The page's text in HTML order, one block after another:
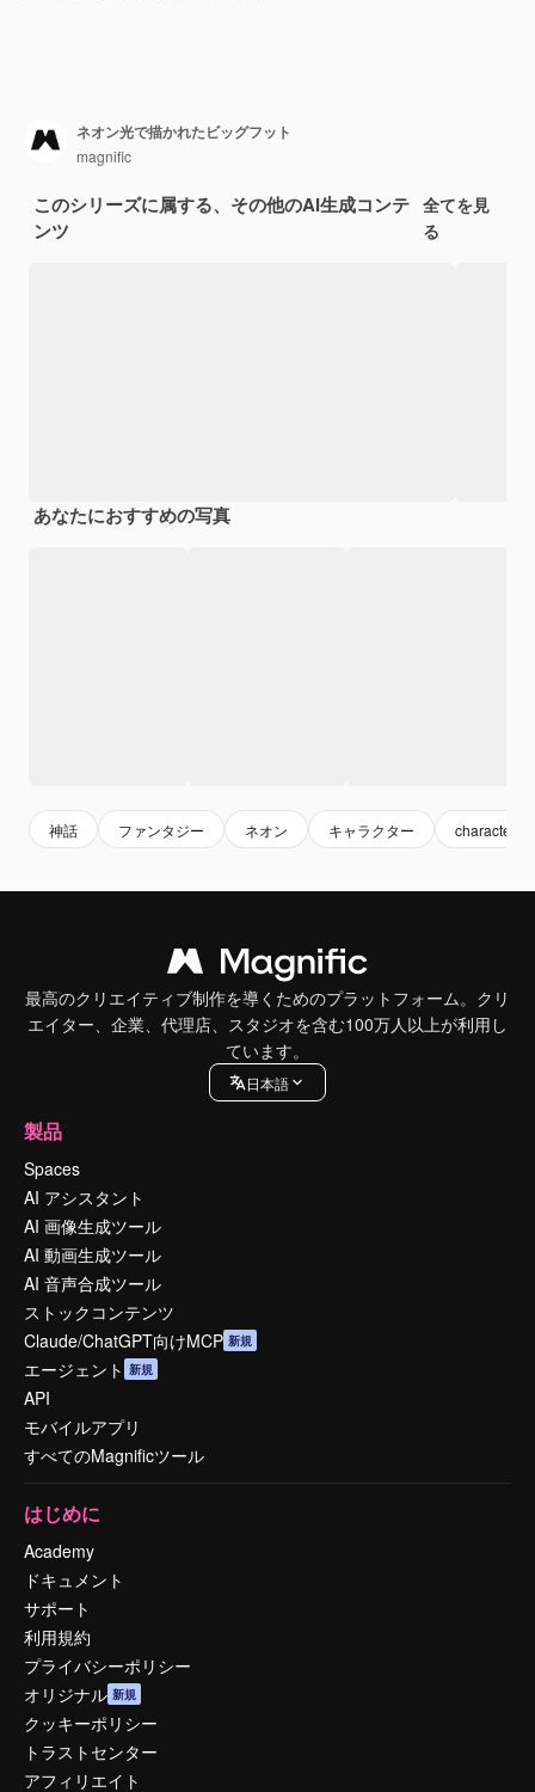
ネオン光で描かれたビッグフット
magnific
このシリーズに属する、その他のAI生成コンテ
ンツ
全てを見
る
あなたにおすすめの写真
神話 ファンタジー ネオン キャラクター character
最高のクリエイティブ制作を導くためのプラットフォーム。クリ
エイター、企業、代理店、スタジオを含む100万人以上が利用し
ています。
日本語
製品
Spaces
AI アシスタント
AI 画像生成ツール
AI 動画生成ツール
AI 音声合成ツール
ストックコンテンツ
Claude/ChatGPT向けMCP 新規
エージェント 新規
API
モバイルアプリ
すべてのMagnificツール
はじめに
Academy
ドキュメント
サポート
利用規約
プライバシーポリシー
オリジナル 新規
クッキーポリシー
トラストセンター
アフィリエイト